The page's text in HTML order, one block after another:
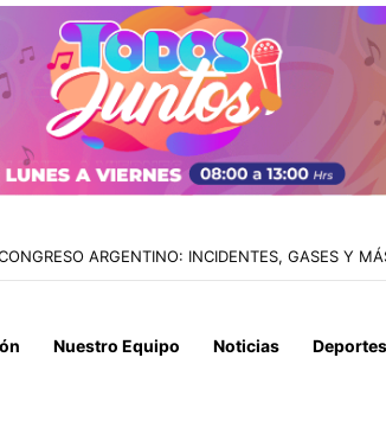
OFICIALIZAN EL REINICIO DE RELACIONES
Nuestro Equipo Noticias Deportes